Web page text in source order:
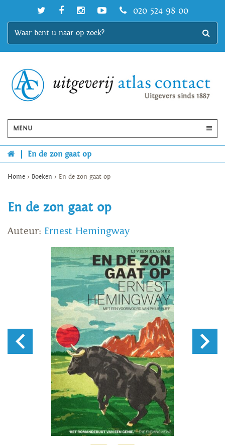
020 524 98 00
MENU
En de zon gaat op
Home > Boeken > En de zon gaat op
En de zon gaat op
Auteur: Ernest Hemingway